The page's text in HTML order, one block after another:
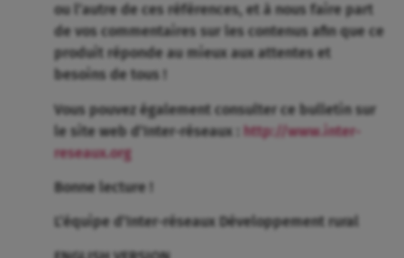
ou l’autre de ces références, et à nous faire part
de vos commentaires sur les contenus afin que ce
produit réponde au mieux aux attentes et
besoins de tous !
Vous pouvez également consulter ce bulletin sur
le site web d’Inter-réseaux :
http://www.inter-
reseaux.org
Bonne lecture !
L’équipe d’Inter-réseaux Développement rural